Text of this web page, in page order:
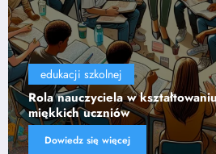
edukacji szkolnej
Wpływ technologii
Dowiedz się więcej